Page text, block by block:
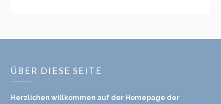
ÜBER DIESE SEITE
Herzlichen willkommen auf der Homepage der